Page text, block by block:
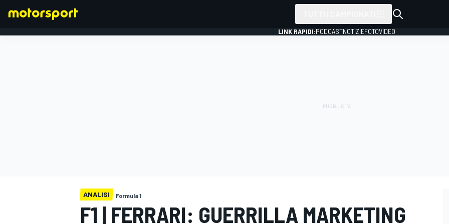
LINK RAPIDI:PODCASTNOTIZIEFOTOVIDEO
ANALISI Formula 1
F1 | FERRARI: GUERRILLA MARKETING